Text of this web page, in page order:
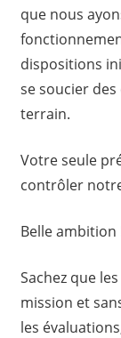
que nous
dispositions
se soucier
terrain.
Votre seule
contrôler
Belle ambition
Sachez que
mission et
les